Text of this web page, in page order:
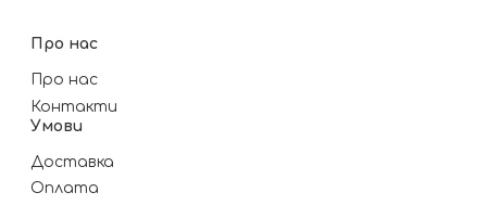
Про нас
Про нас
Контакти
Умови
Доставка
Оплата